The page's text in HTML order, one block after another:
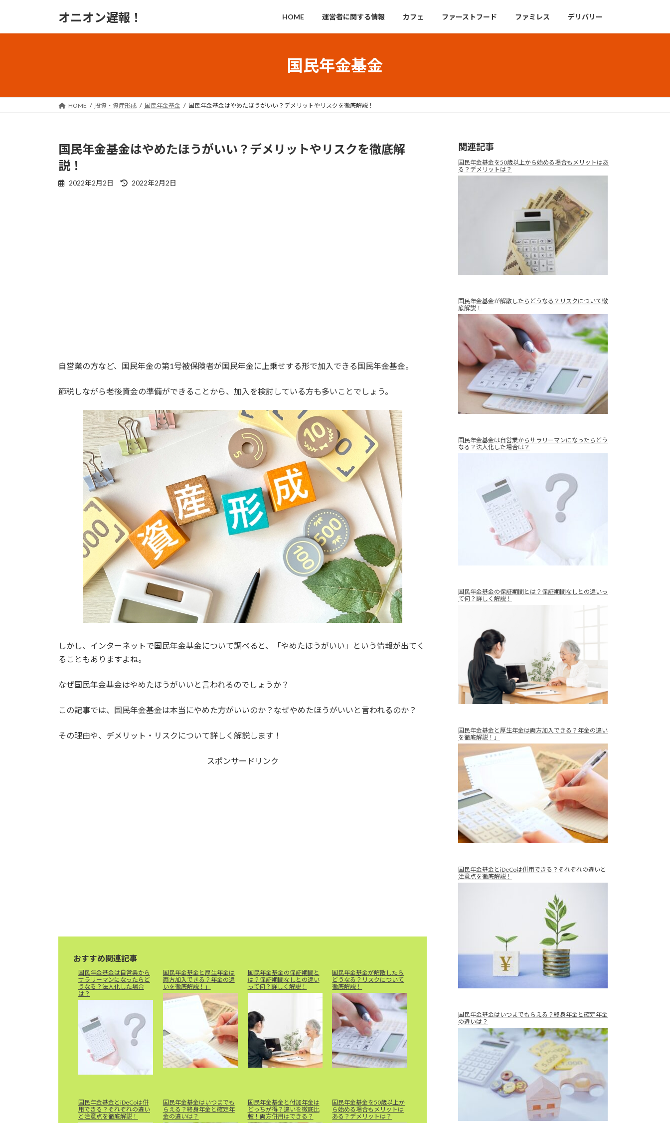
オニオン遅報！ HOME 運営者に関する情報 カフェ ファーストフード ファミレス デリバリー
国民年金基金
HOME 投資・資産形成 国民年金基金 国民年金基金はやめたほうがいい？デメリットやリスクを徹底解説！
国民年金基金はやめたほうがいい？デメリットやリスクを徹底解
説！
2022年2月2日
最
2022年2月2日
自営業の方など、国民年金の第1号被保険者が国民年金に上乗せする形で加入できる国民年金基金。
節税しながら老後資金の準備ができることから、加入を検討している方も多いことでしょう。
しかし、インターネットで国民年金基金について調べると、「やめたほうがいい」という情報が出てく
ることもありますよね。
なぜ国民年金基金はやめたほうがいいと言われるのでしょうか？
この記事では、国民年金基金は本当にやめた方がいいのか？なぜやめたほうがいいと言われるのか？
その理由や、デメリット・リスクについて詳しく解説します！
スポンサードリンク
おすすめ関連記事
国民年金基金は自営業から
サラリーマンになったらど
うなる？法人化した場合
は？
国民年金基金と厚生年金は
両方加入できる？年金の違
いを徹底解説！」
国民年金基金の保証期間と
は？保証期間なしとの違い
って何？詳しく解説！
国民年金基金が解散したら
どうなる？リスクについて
徹底解説！
国民年金基金とiDeCoは併
用できる？それぞれの違い
と注意点を徹底解説！
国民年金基金はいつまでも
らえる？終身年金と確定年
金の違いは？
国民年金基金と付加年金は
どっちが得？違いを徹底比
較！両方併用はできる？
国民年金基金を50歳以上か
ら始める場合もメリットは
ある？デメリットは？
関連記事
国民年金基金を50歳以上から始める場合もメリットはあ
る？デメリットは？
国民年金基金が解散したらどうなる？リスクについて徹
底解説！
国民年金基金は自営業からサラリーマンになったらどう
なる？法人化した場合は？
国民年金基金の保証期間とは？保証期間なしとの違いっ
て何？詳しく解説！
国民年金基金と厚生年金は両方加入できる？年金の違い
を徹底解説！」
国民年金基金とiDeCoは併用できる？それぞれの違いと
注意点を徹底解説！
国民年金基金はいつまでもらえる？終身年金と確定年金
の違いは？